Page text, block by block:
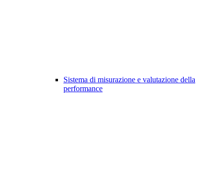
Sistema di misurazione e valutazione della
performance